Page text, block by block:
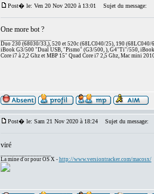
Post� le: Ven 20 Nov 2020 à 13:01 Sujet du message:
One more bot ?
Duo 230 (68030/33,), 520 et 520c (68LC040/25), 190 (68LC040/
iBook G3/500 "Dual USB, "Pismo" (G3/500, ), G4"Ti"/550,
Core i7 à 2,2 Ghz et MBP 15" Quad Core i7 2,5 Ghz, Mac mini
Post� le: Sam 21 Nov 2020 à 18:24 Sujet du message:
viré
La mine d'or pour OS X - http://www.versiontracker.com/macosx/